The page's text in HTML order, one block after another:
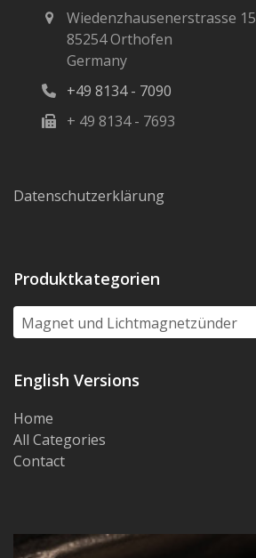
Wiedenzhausenerstrasse 15
85254 Orthofen
Germany
+49 8134 - 7090
+ 49 8134 - 7693
Datenschutzerklärung
Produktkategorien
Magnet und Lichtmagnetzünder
English Versions
Home
All Categories
Contact